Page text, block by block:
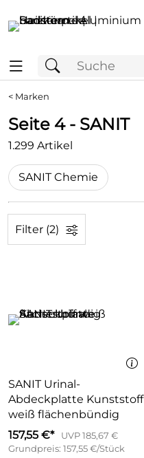
< Marken
Seite 4 - SANIT
1.299 Artikel
SANIT Chemie
Filter (2)
SANIT Urinal-
Abdeckplatte Kunststoff
weiß flächenbündig
157,55 €*
UVP 185,67 €
Grundpreis: 157,55 €/Stück